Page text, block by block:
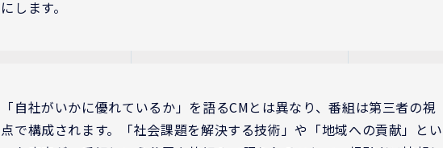
にします。
「自社がいかに優れているか」を語るCMとは異なり、番組は第三者の視
点で構成されます。「社会課題を解決する技術」や「地域への貢献」とい